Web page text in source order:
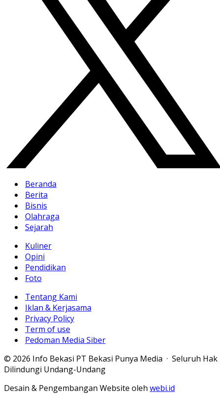
Beranda
Berita
Bisnis
Olahraga
Sejarah
Kuliner
Opini
Pendidikan
Foto
Tentang Kami
Iklan & Kerjasama
Privacy Policy
Term of use
Pedoman Media Siber
© 2026 Info Bekasi PT Bekasi Punya Media · Seluruh Hak
Dilindungi Undang-Undang
Desain & Pengembangan Website oleh webi.id